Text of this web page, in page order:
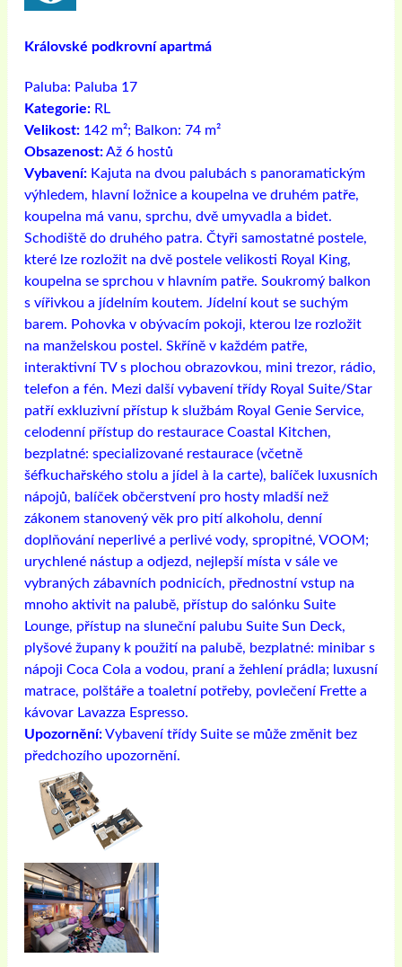
Královské podkrovní apartmá
Paluba: Paluba 17
Kategorie: RL
Velikost: 142 m²; Balkon: 74 m²
Obsazenost:Až 6 hostů
Vybavení: Kajuta na dvou palubách s panoramatickým
výhledem, hlavní ložnice a koupelna ve druhém patře,
koupelna má vanu, sprchu, dvě umyvadla a bidet.
Schodiště do druhého patra. Čtyři samostatné postele,
které lze rozložit na dvě postele velikosti Royal King,
koupelna se sprchou v hlavním patře. Soukromý balkon
s vířivkou a jídelním koutem. Jídelní kout se suchým
barem. Pohovka v obývacím pokoji, kterou lze rozložit
na manželskou postel. Skříně v každém patře,
interaktivní TV s plochou obrazovkou, mini trezor, rádio,
telefon a fén. Mezi další vybavení třídy Royal Suite/Star
patří exkluzivní přístup k službám Royal Genie Service,
celodenní přístup do restaurace Coastal Kitchen,
bezplatné: specializované restaurace (včetně
šéfkuchařského stolu a jídel à la carte), balíček luxusních
nápojů, balíček občerstvení pro hosty mladší než
zákonem stanovený věk pro pití alkoholu, denní
doplňování neperlivé a perlivé vody, spropitné, VOOM;
urychlené nástup a odjezd, nejlepší místa v sále ve
vybraných zábavních podnicích, přednostní vstup na
mnoho aktivit na palubě, přístup do salónku Suite
Lounge, přístup na sluneční palubu Suite Sun Deck,
plyšové župany k použití na palubě, bezplatné: minibar s
nápoji Coca Cola a vodou, praní a žehlení prádla; luxusní
matrace, polštáře a toaletní potřeby, povlečení Frette a
kávovar Lavazza Espresso.
Upozornění:Vybavení třídy Suite se může změnit bez
předchozího upozornění.